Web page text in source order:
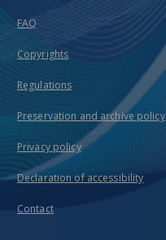
FAQ
Copyrights
Regulations
Preservation and archive policy
Privacy policy
Declaration of accessibility
Contact